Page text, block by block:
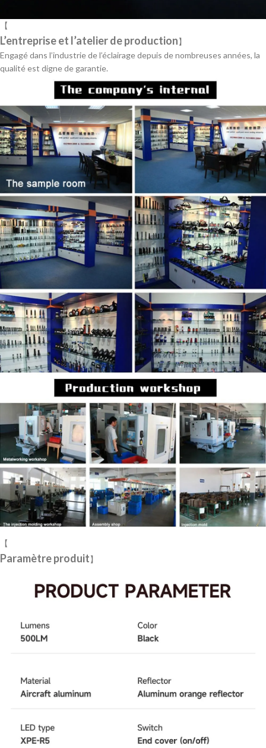
【
L’entreprise et l’atelier de production】
Engagé dans l’industrie de l’éclairage depuis de nombreuses années, la
qualité est digne de garantie.
【
Paramètre produit】